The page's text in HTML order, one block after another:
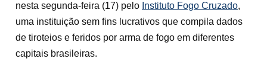
nesta segunda-feira (17) pelo Instituto Fogo Cruzado,
uma instituição sem fins lucrativos que compila dados
de tiroteios e feridos por arma de fogo em diferentes
capitais brasileiras.